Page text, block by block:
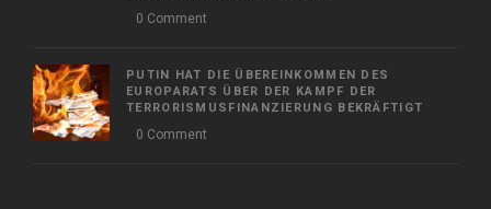
0 Comment
PUTIN HAT DIE ÜBEREINKOMMEN DES
EUROPARATS ÜBER DER KAMPF DER
TERRORISMUSFINANZIERUNG BEKRÄFTIGT
0 Comment